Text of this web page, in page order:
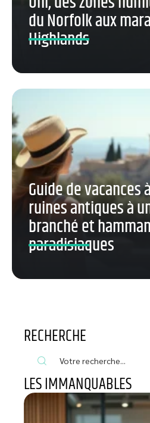
du Norfolk aux
Highlands
Guide de vacances
ruines antiques à
branché et
paradisiaques
RECHERCHE
LES IMMANQUABLES